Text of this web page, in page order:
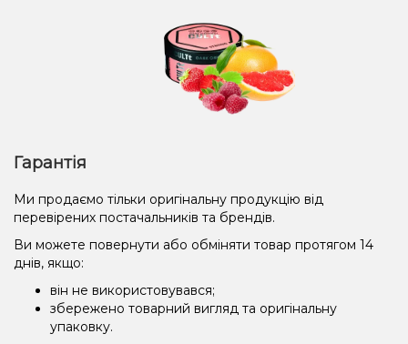
Гарантія
Ми продаємо тільки оригінальну продукцію від
перевірених постачальників та брендів.
Ви можете повернути або обміняти товар протягом 14
днів, якщо:
він не використовувався;
збережено товарний вигляд та оригінальну
упаковку.